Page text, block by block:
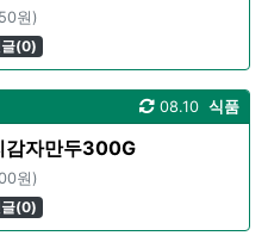
원)
(0)
식품
08.10
감자만두300G
원)
(0)